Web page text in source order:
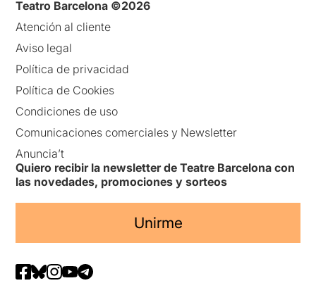
Teatro Barcelona ©2026
Atención al cliente
Aviso legal
Política de privacidad
Política de Cookies
Condiciones de uso
Comunicaciones comerciales y Newsletter
Anuncia’t
Quiero recibir la newsletter de Teatre Barcelona con
las novedades, promociones y sorteos
Unirme